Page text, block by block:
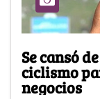
Se cansó
ciclismo
negocios